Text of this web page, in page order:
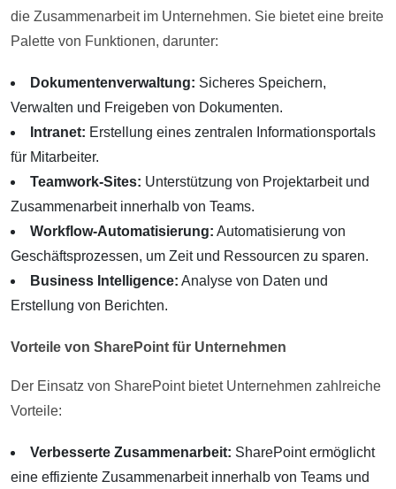
die Zusammenarbeit im Unternehmen. Sie bietet eine breite
Palette von Funktionen, darunter:
Dokumentenverwaltung: Sicheres Speichern,
Verwalten und Freigeben von Dokumenten.
Intranet: Erstellung eines zentralen Informationsportals
für Mitarbeiter.
Teamwork-Sites: Unterstützung von Projektarbeit und
Zusammenarbeit innerhalb von Teams.
Workflow-Automatisierung: Automatisierung von
Geschäftsprozessen, um Zeit und Ressourcen zu sparen.
Business Intelligence: Analyse von Daten und
Erstellung von Berichten.
Vorteile von SharePoint für Unternehmen
Der Einsatz von SharePoint bietet Unternehmen zahlreiche
Vorteile:
Verbesserte Zusammenarbeit: SharePoint ermöglicht
eine effiziente Zusammenarbeit innerhalb von Teams und